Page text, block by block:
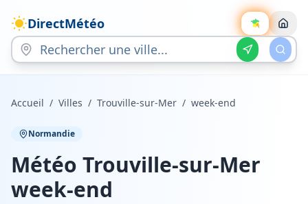
DirectMétéo
Accueil / Villes / Trouville-sur-Mer / week-end
Normandie
Météo Trouville-sur-Mer
week-end